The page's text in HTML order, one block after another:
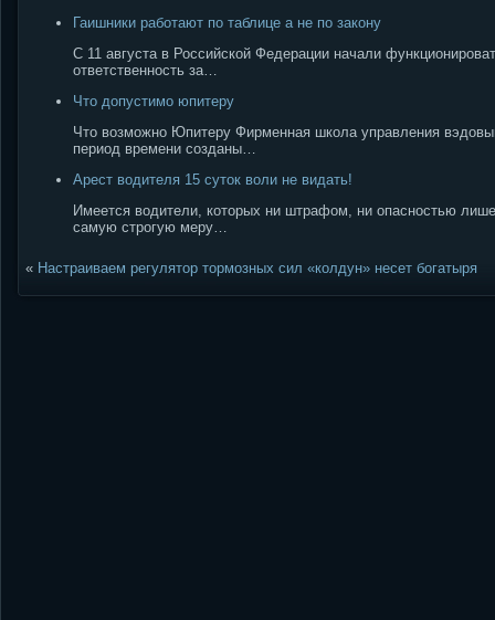
Гаишники работают по таблице а не по закону
С 11 августа в Российской Федерации начали
ответственность за…
Что допустимо юпитеру
Что возможно Юпитеру Фирменная школа управления
период времени созданы…
Арест водителя 15 суток воли не видать!
Имеется водители, которых ни штрафом, ни опасностью
самую строгую меру…
« Настраиваем регулятор тормозных сил «колдун» несет богатыря